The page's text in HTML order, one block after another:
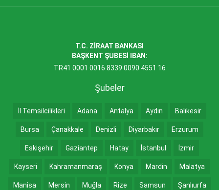
T.C. ZİRAAT BANKASI
BAŞKENT ŞUBESİ IBAN:
TR41 0001 0016 8339 0090 4551 16
Şubeler
İl Temsilcilikleri Adana Antalya Aydın Balıkesir
Bursa Çanakkale Denizli Diyarbakır Erzurum
Eskişehir Gaziantep Hatay İstanbul İzmir
Kayseri Kahramanmaraş Konya Mardin Malatya
Manisa Mersin Muğla Rize Samsun Şanlıurfa